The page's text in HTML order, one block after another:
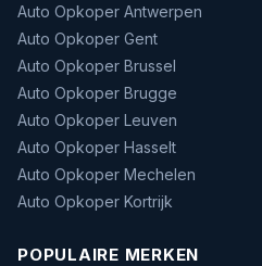
Auto Opkoper Antwerpen
Auto Opkoper Gent
Auto Opkoper Brussel
Auto Opkoper Brugge
Auto Opkoper Leuven
Auto Opkoper Hasselt
Auto Opkoper Mechelen
Auto Opkoper Kortrijk
POPULAIRE MERKEN